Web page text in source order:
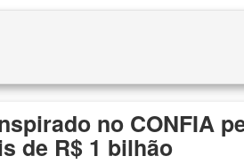
no CONFIA
de R$ 1 bilhão